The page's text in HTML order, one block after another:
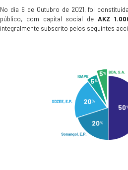
No dia 6 de Outubro de 2021, foi
público, com capital social de AKZ
integralmente subscrito pelos seguintes